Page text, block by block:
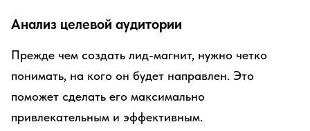
Анализ целевой аудитории
Прежде чем создать лид-магнит, нужно четко
понимать, на кого он будет направлен. Это
поможет сделать его максимально
привлекательным и эффективным.